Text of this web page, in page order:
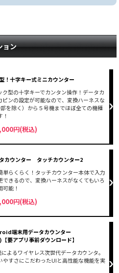
ョン
！十字キー式ミニカウンター
ク型の十字キーでカンタン操作！データカ
ピンの設定が可能なので、変換ハーネスな
を除く）から５号機までほぼ全ての機種
円(税込)
タカウンター タッチカウンター2
単らくらく！タッチカウンター本体で入力
できるので、変換ハーネスがなくてもいろ
能！
円(税込)
端末用データカウンター
アプリ事前ダウンロード】
よるワイヤレス次世代データカウンタ。
やすさにこだわったUIと高性能な機能を実